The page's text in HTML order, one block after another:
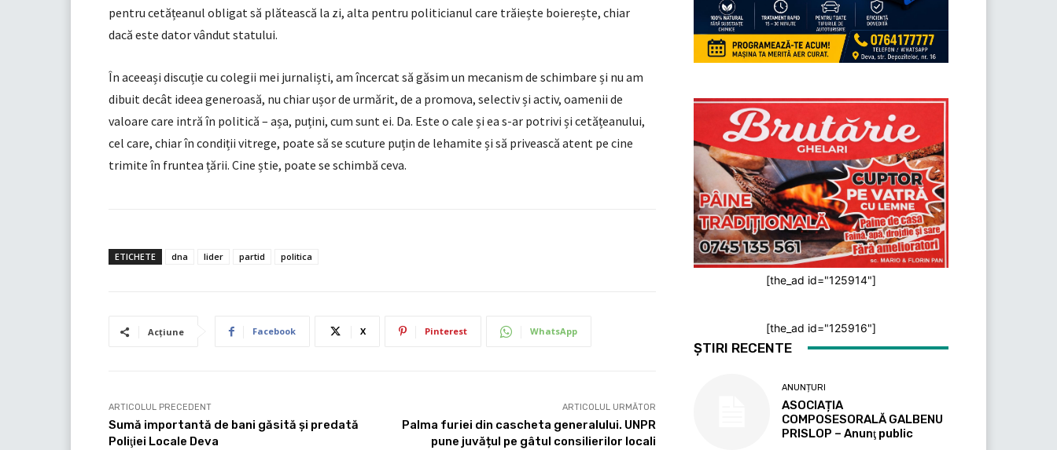
pentru cetățeanul obligat să plătească la zi, alta pentru politicianul care trăiește boierește, chiar
dacă este dator vândut statului.
În aceeași discuție cu colegii mei jurnaliști, am încercat să găsim un mecanism de schimbare și nu am
dibuit decât ideea generoasă, nu chiar ușor de urmărit, de a promova, selectiv și activ, oamenii de
valoare care intră în politică – așa, puțini, cum sunt ei. Da. Este o cale și ea s-ar potrivi și cetățeanului,
cel care, chiar în condiții vitrege, poate să se scuture puțin de lehamite și să privească atent pe cine
trimite în fruntea țării. Cine știe, poate se schimbă ceva.
ETICHETE dna lider partid politica
Acțiune Facebook X Pinterest WhatsApp
ARTICOLUL PRECEDENT
Sumă importantă de bani găsită şi predată
Poliţiei Locale Deva
ARTICOLUL URMĂTOR
Palma furiei din cascheta generalului. UNPR
pune juvățul pe gâtul consilierilor locali
[the_ad id="125914"]
[the_ad id="125916"]
ȘTIRI RECENTE
ANUNȚURI
ASOCIAȚIA
COMPOSESORALĂ GALBENU
PRISLOP – Anunţ public